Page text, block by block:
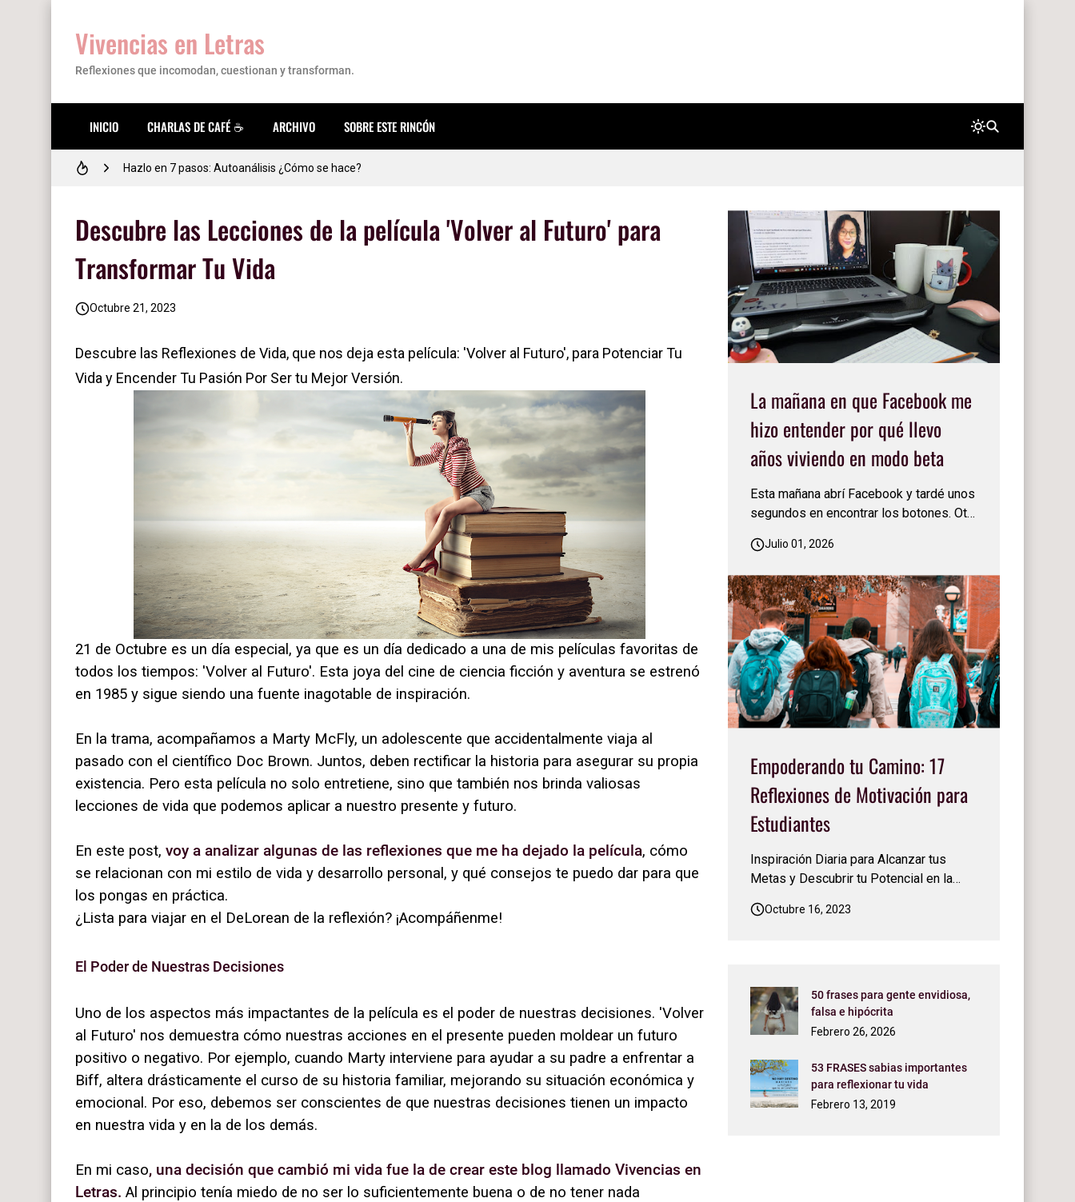
Vivencias en Letras
Reflexiones que incomodan, cuestionan y transforman.
INICIO CHARLAS DE CAFÉ ☕ ARCHIVO SOBRE ESTE RINCÓN
✎Reflexión para un estudiante✍
Descubre qué tipo de inteligencia tienes. #TEST #INFOGRAFÍA
Hazlo en 7 pasos: Autoanálisis ¿Cómo se hace?
Descubre las Lecciones de la película 'Volver al Futuro' para
Transformar Tu Vida
Octubre 21, 2023
Descubre las Reflexiones de Vida, que nos deja esta película: 'Volver al Futuro', para Potenciar Tu
Vida y Encender Tu Pasión Por Ser tu Mejor Versión.
21 de Octubre es un día especial, ya que es un día dedicado a una de mis películas favoritas de
todos los tiempos: 'Volver al Futuro'. Esta joya del cine de ciencia ficción y aventura se estrenó
en 1985 y sigue siendo una fuente inagotable de inspiración.
En la trama, acompañamos a Marty McFly, un adolescente que accidentalmente viaja al
pasado con el científico Doc Brown. Juntos, deben rectificar la historia para asegurar su propia
existencia. Pero esta película no solo entretiene, sino que también nos brinda valiosas
lecciones de vida que podemos aplicar a nuestro presente y futuro.
En este post, voy a analizar algunas de las reflexiones que me ha dejado la película, cómo
se relacionan con mi estilo de vida y desarrollo personal, y qué consejos te puedo dar para que
los pongas en práctica.
¿Lista para viajar en el DeLorean de la reflexión? ¡Acompáñenme!
El Poder de Nuestras Decisiones
Uno de los aspectos más impactantes de la película es el poder de nuestras decisiones. 'Volver
al Futuro' nos demuestra cómo nuestras acciones en el presente pueden moldear un futuro
positivo o negativo. Por ejemplo, cuando Marty interviene para ayudar a su padre a enfrentar a
Biff, altera drásticamente el curso de su historia familiar, mejorando su situación económica y
emocional. Por eso, debemos ser conscientes de que nuestras decisiones tienen un impacto
en nuestra vida y en la de los demás.
En mi caso, una decisión que cambió mi vida fue la de crear este blog llamado Vivencias en
Letras. Al principio tenía miedo de no ser lo suficientemente buena o de no tener nada
La mañana en que Facebook me
hizo entender por qué llevo
años viviendo en modo beta
Esta mañana abrí Facebook y tardé unos
segundos en encontrar los botones. Otra
y pensé: 'Facebook nunca deja de
Siempre está cambiando algo'… Apenas
me acostumbré a una versión y ya llegó
otra… Justo en ese mo…
Julio 01, 2026
Empoderando tu Camino: 17
Reflexiones de Motivación para
Estudiantes
Inspiración Diaria para Alcanzar tus
Metas y Descubrir tu Potencial en la
estudiante es un viaje emocionante pero
abrumadora en momentos. Sin emba…
Octubre 16, 2023
50 frases para gente envidiosa,
falsa e hipócrita
Febrero 26, 2026
53 FRASES sabias importantes
para reflexionar tu vida
Febrero 13, 2019